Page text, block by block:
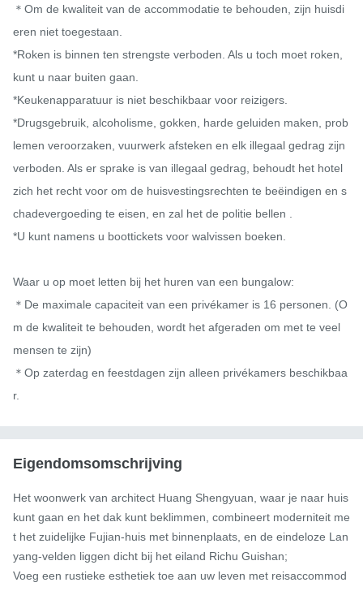
＊Om de kwaliteit van de accommodatie te behouden, zijn huisdi
eren niet toegestaan.
*Roken is binnen ten strengste verboden. Als u toch moet roken,
kunt u naar buiten gaan.
*Keukenapparatuur is niet beschikbaar voor reizigers.
*Drugsgebruik, alcoholisme, gokken, harde geluiden maken, prob
lemen veroorzaken, vuurwerk afsteken en elk illegaal gedrag zijn
verboden. Als er sprake is van illegaal gedrag, behoudt het hotel
zich het recht voor om de huisvestingsrechten te beëindigen en s
chadevergoeding te eisen, en zal het de politie bellen .
*U kunt namens u boottickets voor walvissen boeken.
Waar u op moet letten bij het huren van een bungalow:
＊De maximale capaciteit van een privékamer is 16 personen. (O
m de kwaliteit te behouden, wordt het afgeraden om met te veel
mensen te zijn)
＊Op zaterdag en feestdagen zijn alleen privékamers beschikbaa
r.
Eigendomsomschrijving
Het woonwerk van architect Huang Shengyuan, waar je naar huis
kunt gaan en het dak kunt beklimmen, combineert moderniteit me
t het zuidelijke Fujian-huis met binnenplaats, en de eindeloze Lan
yang-velden liggen dicht bij het eiland Richu Guishan;
Voeg een rustieke esthetiek toe aan uw leven met reisaccommod